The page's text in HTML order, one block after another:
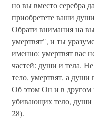
но вы вместо серебра
приобретете ваши
Обрати внимания на
умертвят", и ты
именно: умертвят вас
частей: души и тела.
тело, умертвят, а души
Об этом Он и в другом
убивающих тело,
28).